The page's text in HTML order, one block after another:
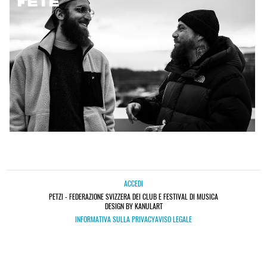
ACCEDI
PETZI - FEDERAZIONE SVIZZERA DEI CLUB E FESTIVAL DI MUSICA
DESIGN BY KANULART
INFORMATIVA SULLA PRIVACYAVISO LEGALE